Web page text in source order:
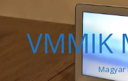
VMMIK
Magyar